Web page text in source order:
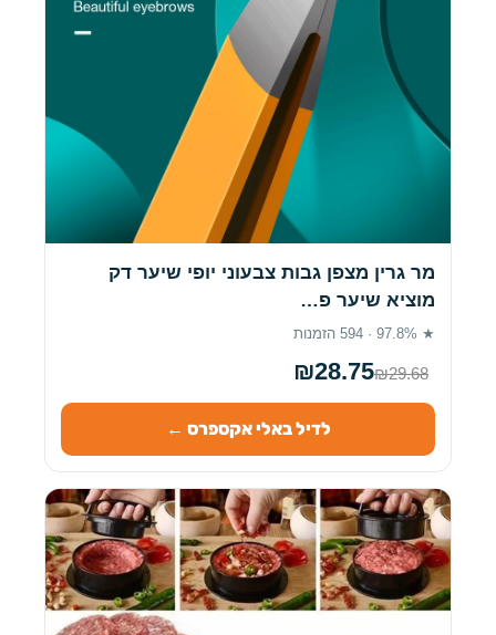
מר גרין מצפן גבות צבעוני יופי שיער דק
מוציא שיער פ…
★ 97.8% · 594 הזמנות
₪28.75₪29.68
לדיל באלי אקספרס ←